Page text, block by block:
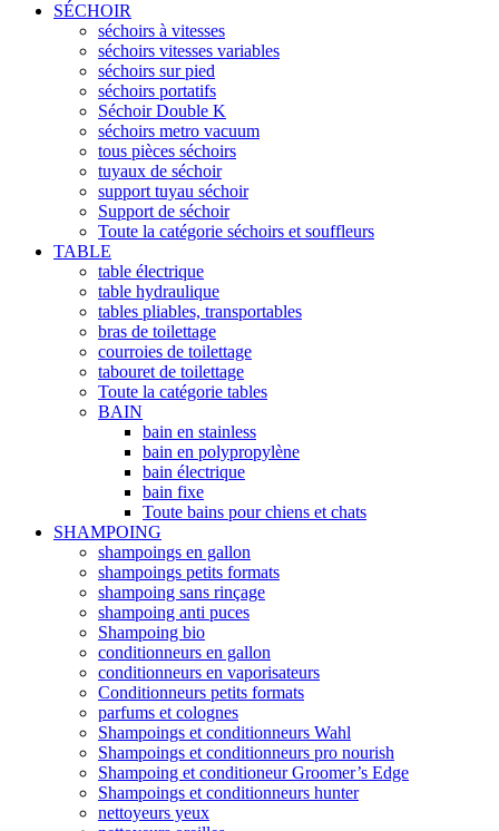
SÉCHOIR
séchoirs à vitesses
séchoirs vitesses variables
séchoirs sur pied
séchoirs portatifs
Séchoir Double K
séchoirs metro vacuum
tous pièces séchoirs
tuyaux de séchoir
support tuyau séchoir
Support de séchoir
Toute la catégorie séchoirs et souffleurs
TABLE
table électrique
table hydraulique
tables pliables, transportables
bras de toilettage
courroies de toilettage
tabouret de toilettage
Toute la catégorie tables
BAIN
bain en stainless
bain en polypropylène
bain électrique
bain fixe
Toute bains pour chiens et chats
SHAMPOING
shampoings en gallon
shampoings petits formats
shampoing sans rinçage
shampoing anti puces
Shampoing bio
conditionneurs en gallon
conditionneurs en vaporisateurs
Conditionneurs petits formats
parfums et colognes
Shampoings et conditionneurs Wahl
Shampoings et conditionneurs pro nourish
Shampoing et conditioneur Groomer’s Edge
Shampoings et conditionneurs hunter
nettoyeurs yeux